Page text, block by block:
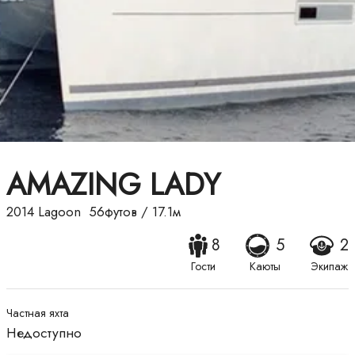
AMAZING LADY
2014 Lagoon 56футов / 17.1м
8
Гости
5
Каюты
2
Экипаж
Частная яхта
Недоступно